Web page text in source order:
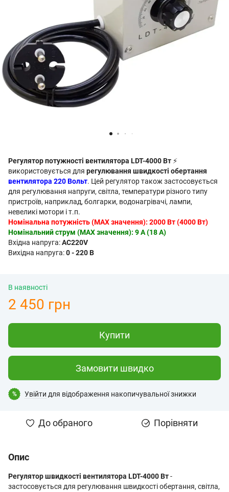
Регулятор потужності вентилятора LDT-4000 Вт ⚡
використовується для регулювання швидкості обертання
вентилятора 220 Вольт. Цей регулятор також застосовується
для регулювання напруги, світла, температури різного типу
пристроїв, наприклад, болгарки, водонагрівачі, лампи,
невеликі мотори і т.п.
Номінальна потужність (MAX значення): 2000 Вт (4000 Вт)
Номінальний струм (MAX значення): 9 А (18 А)
Вхідна напруга:AC220V
Вихідна напруга:0 - 220 В
В наявності
2 450 грн
Купити
Замовити швидко
% Увійти для відображення накопичувальної знижки
До обраного Порівняти
Опис
Регулятор швидкості вентилятора LDT-4000 Вт-
застосовується для регулювання швидкості обертання, світла,